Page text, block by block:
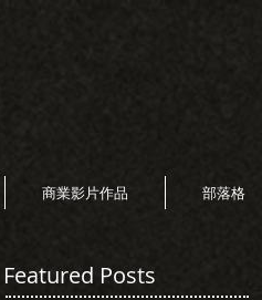
商業影片作品 部落格
Featured Posts